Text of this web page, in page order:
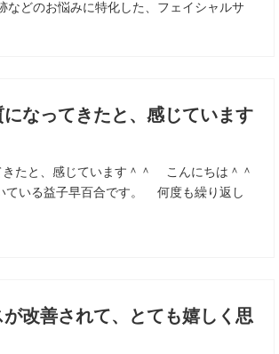
などのお悩みに特化した、フェイシャルサ
なってきたと、感じています
たと、感じています＾＾ こんにちは＾＾
ている益子早百合です。 何度も繰り返し
改善されて、とても嬉しく思